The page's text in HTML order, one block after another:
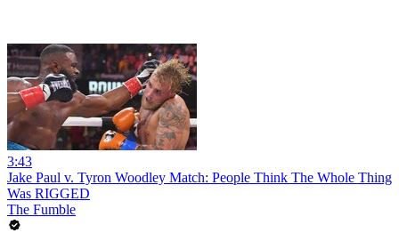
3:43
Jake Paul v. Tyron Woodley Match: People Think The Whole Thing
Was RIGGED
The Fumble